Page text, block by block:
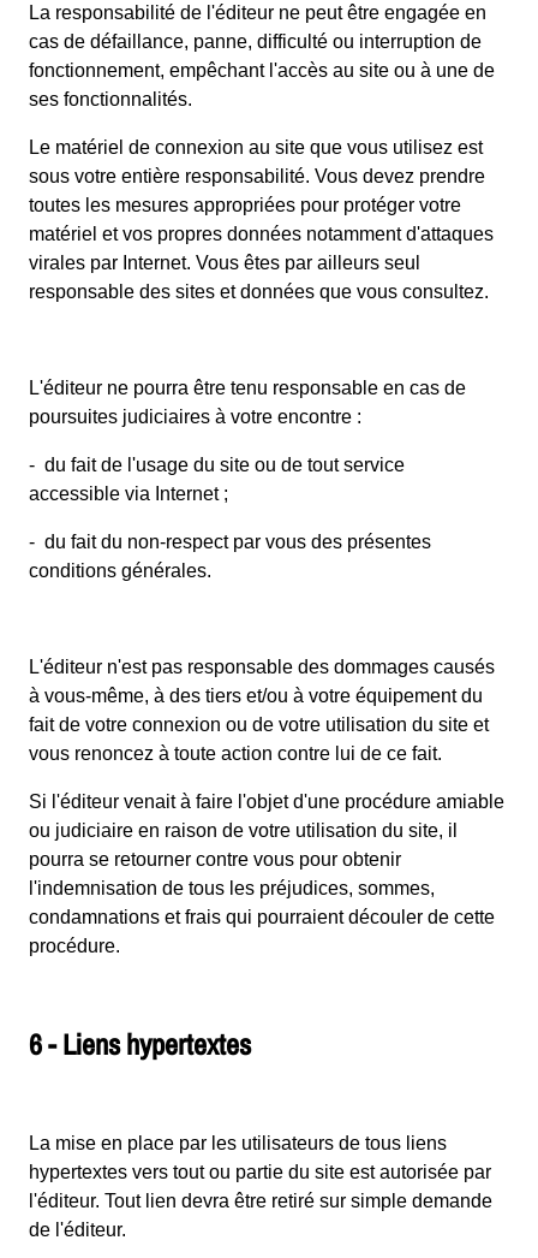
La responsabilité de l'éditeur ne peut être engagée en
cas de défaillance, panne, difficulté ou interruption de
fonctionnement, empêchant l'accès au site ou à une de
ses fonctionnalités.
Le matériel de connexion au site que vous utilisez est
sous votre entière responsabilité. Vous devez prendre
toutes les mesures appropriées pour protéger votre
matériel et vos propres données notamment d'attaques
virales par Internet. Vous êtes par ailleurs seul
responsable des sites et données que vous consultez.
L'éditeur ne pourra être tenu responsable en cas de
poursuites judiciaires à votre encontre :
- du fait de l'usage du site ou de tout service
accessible via Internet ;
- du fait du non-respect par vous des présentes
conditions générales.
L'éditeur n'est pas responsable des dommages causés
à vous-même, à des tiers et/ou à votre équipement du
fait de votre connexion ou de votre utilisation du site et
vous renoncez à toute action contre lui de ce fait.
Si l'éditeur venait à faire l'objet d'une procédure amiable
ou judiciaire en raison de votre utilisation du site, il
pourra se retourner contre vous pour obtenir
l'indemnisation de tous les préjudices, sommes,
condamnations et frais qui pourraient découler de cette
procédure.
6 - Liens hypertextes
La mise en place par les utilisateurs de tous liens
hypertextes vers tout ou partie du site est autorisée par
l'éditeur. Tout lien devra être retiré sur simple demande
de l'éditeur.